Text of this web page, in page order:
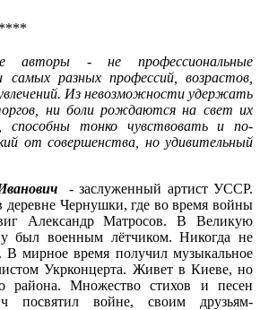
авторы - не профессиональные
разных профессий, возрастов,
Из невозможности удержать
ни боли рождаются на свет их
тонко чувствовать и по-
от совершенства, но удивительный
- заслуженный артист УССР.
деревне Чернушки, где во время войны
Александр Матросов. В Великую
был военным лётчиком. Никогда не
В мирное время получил музыкальное
Укрконцерта. Живет в Киеве, но
района. Множество стихов и песен
посвятил войне, своим друзьям-